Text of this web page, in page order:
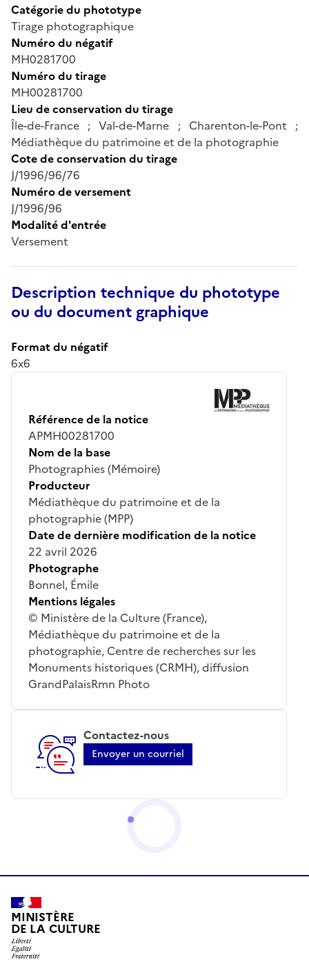
Catégorie du phototype
Tirage photographique
Numéro du négatif
MH0281700
Numéro du tirage
MH00281700
Lieu de conservation du tirage
Île-de-France ; Val-de-Marne ; Charenton-le-Pont ;
Médiathèque du patrimoine et de la photographie
Cote de conservation du tirage
J/1996/96/76
Numéro de versement
J/1996/96
Modalité d'entrée
Versement
Description technique du phototype
ou du document graphique
Format du négatif
6x6
Référence de la notice
APMH00281700
Nom de la base
Photographies (Mémoire)
Producteur
Médiathèque du patrimoine et de la
photographie (MPP)
Date de dernière modification de la notice
22 avril 2026
Photographe
Bonnel, Émile
Mentions légales
© Ministère de la Culture (France),
Médiathèque du patrimoine et de la
photographie, Centre de recherches sur les
Monuments historiques (CRMH), diffusion
GrandPalaisRmn Photo
Contactez-nous
Envoyer un courriel
MINISTÈRE
DE LA CULTURE